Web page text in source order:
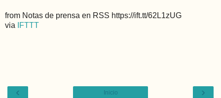
from Notas de prensa en RSS https://ift.tt/62L1zUG
via
IFTTT
‹ ›
Inicio